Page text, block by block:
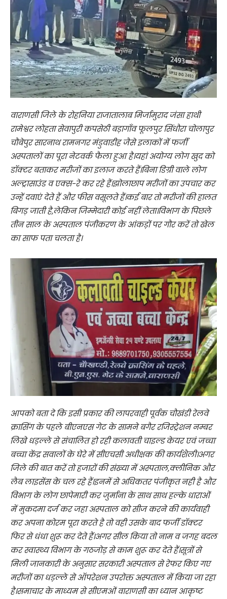
वाराणसी जिले के रोहनिया राजातालाब मिर्जामुराद जंसा हाथी
रामेश्वर लोहता सेवापुरी कपसेठी बड़ागाँव फूलपुर सिंधौरा चोलापुर
चौबेपुर सारनाथ रामनगर मंडुवाडीह जैसे इलाकों में फर्जी
अस्पतालों का पूरा नेटवर्क फैला हुआ है।यहां अयोग्य लोग खुद को
डॉक्टर बताकर मरीजों का इलाज करते हैं।बिना डिग्री वाले लोग
अल्ट्रासाउंड व एक्स-रे कर रहे हैं।झोलाछाप मरीजों का उपचार कर
उन्हें दवाएं देते हैं और फीस वसूलते हैं।कई बार तो मरीजों की हालत
बिगड़ जाती है,लेकिन जिम्मेदारी कोई नहीं लेता।विभाग के पिछले
तीन साल के अस्पताल पंजीकरण के आंकड़ों पर गौर करें तो खेल
का साफ पता चलता है।
आपको बता दे कि इसी प्रकार की लापरवाही पूर्वक चौखंडी रेलवे
क्रासिंग के पहले बीएनएस गेट के सामने बगैर रजिस्ट्रेशन नम्बर
लिखे धड़ल्ले से संचालित हो रही कलावती चाइल्ड केयर एवं जच्चा
बच्चा केंद्र सवालों के घेरे में सीएचसी अधीक्षक की कार्यशैली।अगर
जिले की बात करें तो हजारों की संख्या में अस्पताल,क्लीनिक और
लैब लाइसेंस के चल रहे हैं।इनमें से अधिकतर पंजीकृत नही है और
विभाग के लोग छापेमारी कर जुर्माना के साथ साथ हल्के धाराओं
में मुकदमा दर्ज कर जहा अस्पताल को सीज करने की कार्यवाही
कर अपना कोरम पूरा करते है तो वही उसके बाद फर्जी डॉक्टर
फिर से धंधा शुरू कर देते हैं।अगर सील किया तो नाम व जगह बदल
कर स्वास्थ्य विभाग के गठजोड़ से काम शुरू कर देते हैं।सूत्रों से
मिली जानकारी के अनुसार सरकारी अस्पताल से रेफर किए गए
मरीजों का धड़ल्ले से ऑपरेशन उपरोक्त अस्पताल में किया जा रहा
है।समाचार के माध्यम से सीएमओं वाराणसी का ध्यान आकृष्ट